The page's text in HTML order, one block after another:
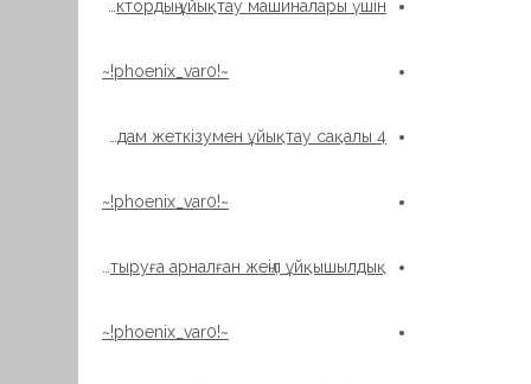
~!phoenix_var0!~
~!phoenix_var0!~
~!phoenix_var0!~